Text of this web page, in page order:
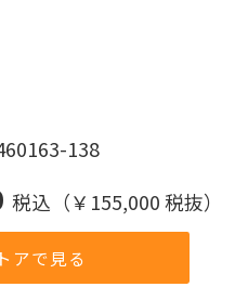
138
税込（￥155,000 税抜）
アで見る